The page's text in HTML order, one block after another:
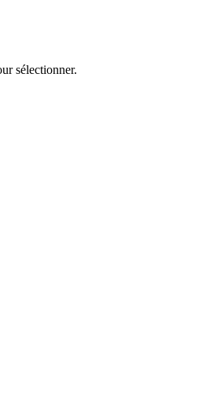
sélectionner.